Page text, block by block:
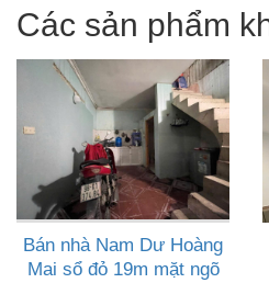
Các sản phẩm
Bán nhà Nam Dư Hoàng
Mai sổ đỏ 19m mặt ngõ